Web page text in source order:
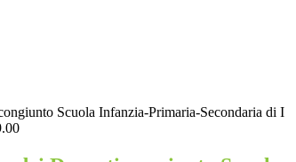
Scuola Infanzia-Primaria-Secondaria di I